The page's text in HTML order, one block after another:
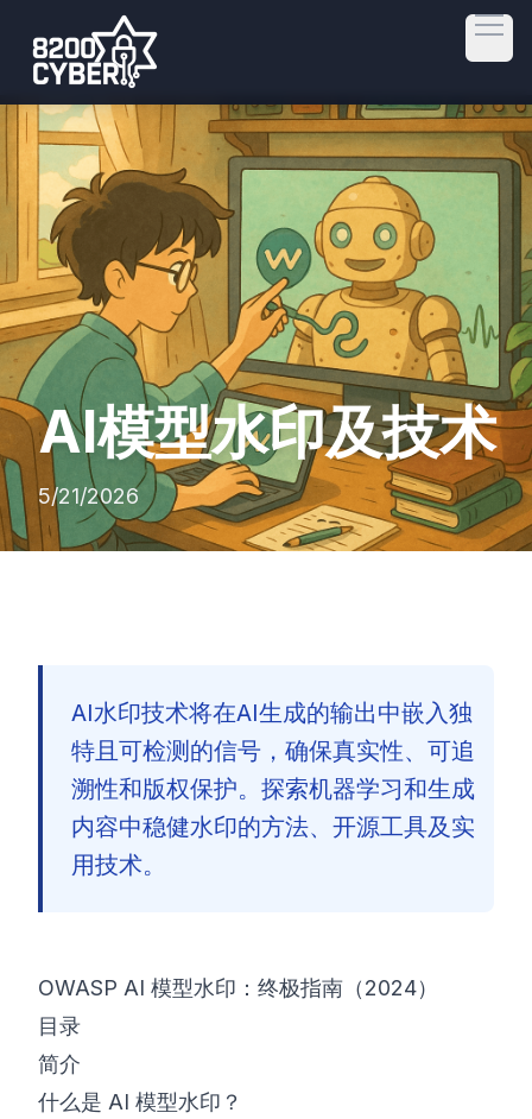
©2026 8200 网络安全训练营
AI模型水印及技术
5/21/2026
AI水印技术将在AI生成的输出中嵌入独
特且可检测的信号，确保真实性、可追
溯性和版权保护。探索机器学习和生成
内容中稳健水印的方法、开源工具及实
用技术。
OWASP AI 模型水印：终极指南（2024）
目录
简介
什么是 AI 模型水印？